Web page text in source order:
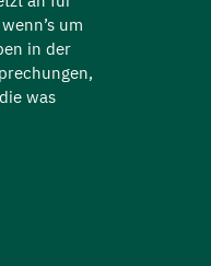
um
in der
was